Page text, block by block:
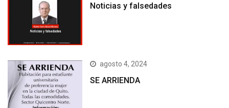
Noticias y falsedades
agosto 4, 2024
SE ARRIENDA